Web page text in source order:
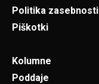
Politika zasebnosti
Piškotki
Kolumne
Poddaje